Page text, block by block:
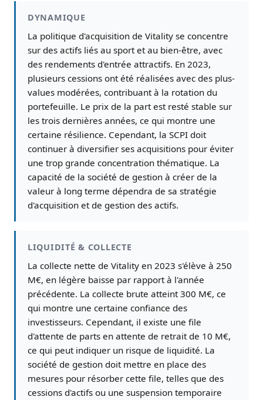
DYNAMIQUE
La politique d'acquisition de Vitality se concentre
sur des actifs liés au sport et au bien-être, avec
des rendements d'entrée attractifs. En 2023,
plusieurs cessions ont été réalisées avec des plus-
values modérées, contribuant à la rotation du
portefeuille. Le prix de la part est resté stable sur
les trois dernières années, ce qui montre une
certaine résilience. Cependant, la SCPI doit
continuer à diversifier ses acquisitions pour éviter
une trop grande concentration thématique. La
capacité de la société de gestion à créer de la
valeur à long terme dépendra de sa stratégie
d'acquisition et de gestion des actifs.
LIQUIDITÉ & COLLECTE
La collecte nette de Vitality en 2023 s'élève à 250
M€, en légère baisse par rapport à l'année
précédente. La collecte brute atteint 300 M€, ce
qui montre une certaine confiance des
investisseurs. Cependant, il existe une file
d'attente de parts en attente de retrait de 10 M€,
ce qui peut indiquer un risque de liquidité. La
société de gestion doit mettre en place des
mesures pour résorber cette file, telles que des
cessions d'actifs ou une suspension temporaire